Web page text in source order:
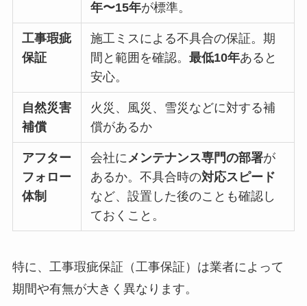
年〜15年が標準。
工事瑕疵
保証
施工ミスによる不具合の保証。期
間と範囲を確認。最低10年あると
安心。
自然災害
補償
火災、風災、雪災などに対する補
償があるか
アフター
フォロー
体制
会社にメンテナンス専門の部署が
あるか。不具合時の対応スピード
など、設置した後のことも確認し
ておくこと。
特に、工事瑕疵保証（工事保証）は業者によって
期間や有無が大きく異なります。